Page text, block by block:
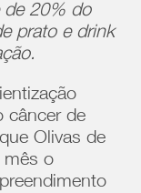
de 20% do
prato e drink
câncer de
Olivas de
mês o